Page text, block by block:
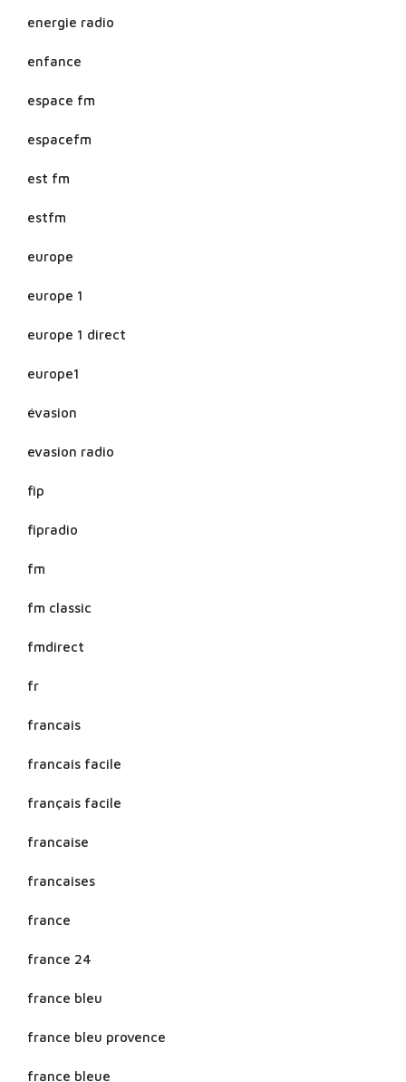
energie radio
enfance
espace fm
espacefm
est fm
estfm
europe
europe 1
europe 1 direct
europe1
évasion
evasion radio
fip
fipradio
fm
fm classic
fmdirect
fr
francais
francais facile
français facile
francaise
francaises
france
france 24
france bleu
france bleu provence
france bleue